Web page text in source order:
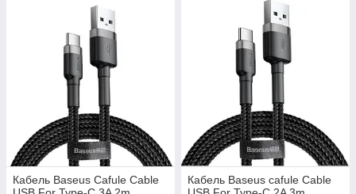
Кабель Baseus Cafule Cable
Кабель Baseus cafule Cable